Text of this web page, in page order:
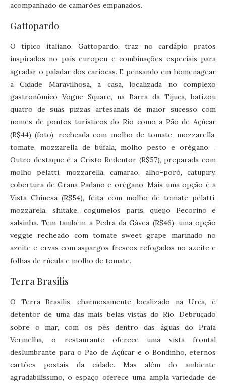
acompanhado de camarões empanados.
Gattopardo
O típico italiano, Gattopardo, traz no cardápio pratos
inspirados no país europeu e combinações especiais para
agradar o paladar dos cariocas. E pensando em homenagear
a Cidade Maravilhosa, a casa, localizada no complexo
gastronômico Vogue Square, na Barra da Tijuca, batizou
quatro de suas pizzas artesanais de maior sucesso com
nomes de pontos turísticos do Rio como a Pão de Açúcar
(R$44) (foto), recheada com molho de tomate, mozzarella,
tomate, mozzarella de búfala, molho pesto e orégano. .
Outro destaque é a Cristo Redentor (R$57), preparada com
molho pelatti, mozzarella, camarão, alho-poró, catupiry,
cobertura de Grana Padano e orégano. Mais uma opção é a
Vista Chinesa (R$54), feita com molho de tomate pelatti,
mozzarela, shitake, cogumelos paris, queijo Pecorino e
salsinha. Tem também a Pedra da Gávea (R$46), uma opção
veggie recheado com tomate sweet grape marinado no
azeite e ervas com aspargos frescos refogados no azeite e
folhas de rúcula e molho de tomate.
Terra Brasilis
O Terra Brasilis, charmosamente localizado na Urca, é
detentor de uma das mais belas vistas do Rio. Debruçado
sobre o mar, com os pés dentro das águas do Praia
Vermelha, o restaurante oferece uma vista frontal
deslumbrante para o Pão de Açúcar e o Bondinho, eternos
cartões postais da cidade. Mas além do ambiente
agradabilíssimo, o espaço oferece uma ampla variedade de